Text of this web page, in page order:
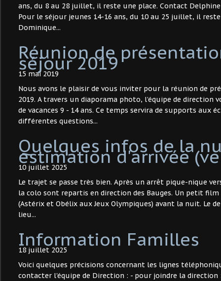
ans, du 8 au 28 juillet, il reste une place. Contact Delphine
Pour le séjour jeunes 14-16 ans, du 10 au 25 juillet, il
Dominique...
Réunion de
séjour 2019
15 mai 2019
Nous avons le plaisir de vous inviter pour la réunion de
2019. A travers un diaporama photo, l’équipe de direction
de vacances 9 - 14 ans. Ce temps servira de supports aux
différentes questions...
Quelques infos de la
estimation d'arrivée
10 juillet 2025
Le trajet se passe très bien. Après un arrêt pique-nique
la colo sont repartis en direction des Bauges. Un petit
(Astérix et Obélix aux Jeux Olympiques) avant la nuit. Le
lieu...
Information Familles
18 juillet 2025
Voici quelques précisions concernant les lignes
contacter l'équipe de Direction : - pour joindre la direction :